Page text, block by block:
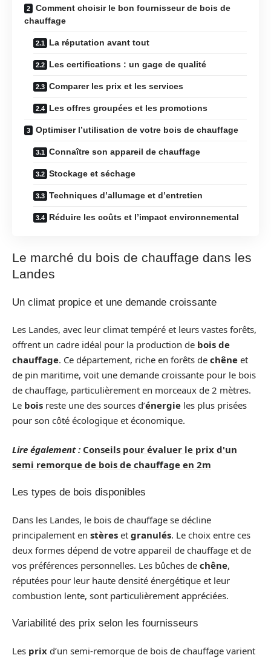
Comment choisir le bon fournisseur de bois de
chauffage
La réputation avant tout
Les certifications : un gage de qualité
Comparer les prix et les services
Les offres groupées et les promotions
Optimiser l’utilisation de votre bois de chauffage
Connaître son appareil de chauffage
Stockage et séchage
Techniques d’allumage et d’entretien
Réduire les coûts et l’impact environnemental
Le marché du bois de chauffage dans les
Landes
Un climat propice et une demande croissante
Les Landes, avec leur climat tempéré et leurs vastes forêts,
offrent un cadre idéal pour la production de bois de
chauffage. Ce département, riche en forêts de chêne et
de pin maritime, voit une demande croissante pour le bois
de chauffage, particulièrement en morceaux de 2 mètres.
Le bois reste une des sources d’énergie les plus prisées
pour son côté écologique et économique.
Lire également : Conseils pour évaluer le prix d'un
semi remorque de bois de chauffage en 2m
Les types de bois disponibles
Dans les Landes, le bois de chauffage se décline
principalement en stères et granulés. Le choix entre ces
deux formes dépend de votre appareil de chauffage et de
vos préférences personnelles. Les bûches de chêne,
réputées pour leur haute densité énergétique et leur
combustion lente, sont particulièrement appréciées.
Variabilité des prix selon les fournisseurs
Les prix d’un semi-remorque de bois de chauffage varient